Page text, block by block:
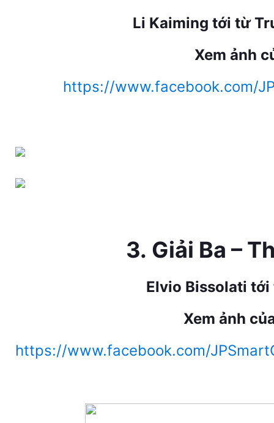
Li Kaiming tới từ
Xem ảnh
https://www.facebook.com/
3. Giải Ba –
Elvio Bissolati
Xem ảnh
https://www.facebook.com/